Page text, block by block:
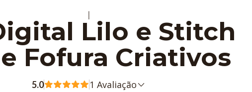
|
Lilo e Stitch
Fofura Criativos
5.0 1 Avaliação